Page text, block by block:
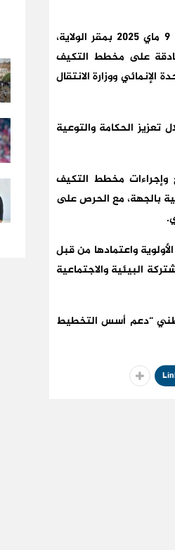
ترأس سعيد أمزازي، والي جهة سوس ماسة، عامل عمالة أكادير إداوتنان، يوم الجمعة 9 ماي 2025 بمقر الولاية،
على مخطط التكيف
ووزارة الانتقال
الحكامة والتوعية
وإجراءات مخطط التكيف
بالجهة، مع الحرص على
حسب الأولوية واعتمادها من قبل
البيئية والاجتماعية
“دعم أسس التخطيط